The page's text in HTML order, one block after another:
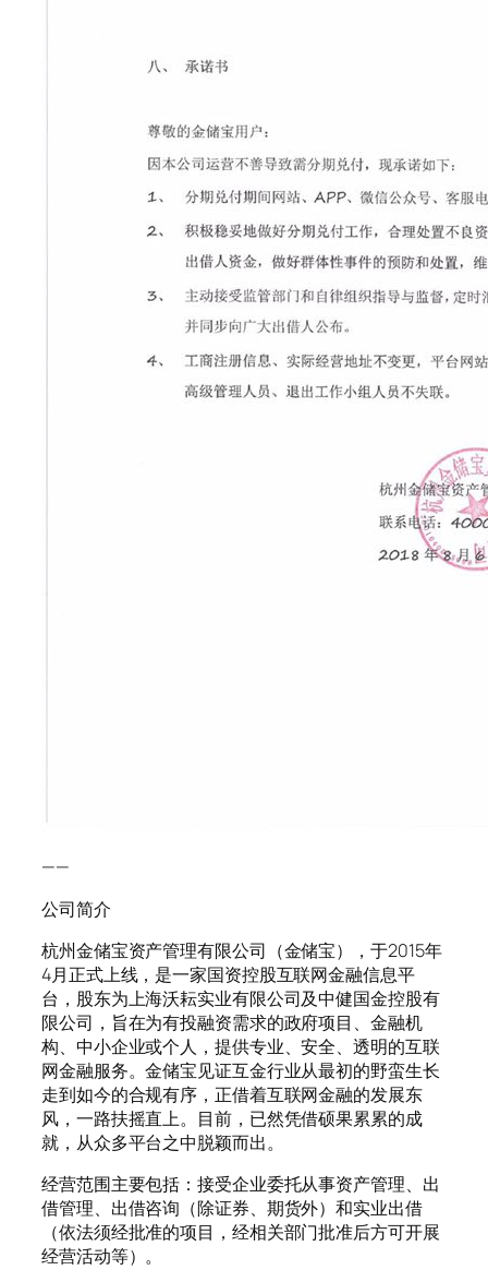
——
公司简介
杭州金储宝资产管理有限公司（金储宝），于2015年
4月正式上线，是一家国资控股互联网金融信息平
台，股东为上海沃耘实业有限公司及中健国金控股有
限公司，旨在为有投融资需求的政府项目、金融机
构、中小企业或个人，提供专业、安全、透明的互联
网金融服务。金储宝见证互金行业从最初的野蛮生长
走到如今的合规有序，正借着互联网金融的发展东
风，一路扶摇直上。目前，已然凭借硕果累累的成
就，从众多平台之中脱颖而出。
经营范围主要包括：接受企业委托从事资产管理、出
借管理、出借咨询（除证券、期货外）和实业出借
（依法须经批准的项目，经相关部门批准后方可开展
经营活动等）。